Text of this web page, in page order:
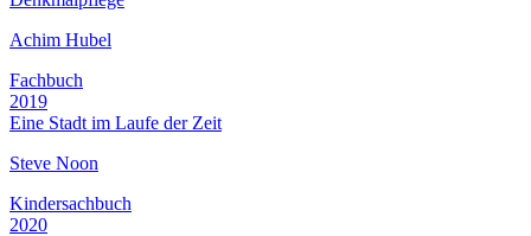
Achim Hubel
Fachbuch
2019
Eine Stadt im Laufe der Zeit
Steve Noon
Kindersachbuch
2020